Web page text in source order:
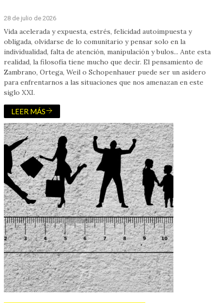
28 de julio de 2026
Vida acelerada y expuesta, estrés, felicidad autoimpuesta y
obligada, olvidarse de lo comunitario y pensar solo en la
individualidad, falta de atención, manipulación y bulos... Ante esta
realidad, la filosofía tiene mucho que decir. El pensamiento de
Zambrano, Ortega, Weil o Schopenhauer puede ser un asidero
para enfrentarnos a las situaciones que nos amenazan en este
siglo XXI.
LEER MÁS